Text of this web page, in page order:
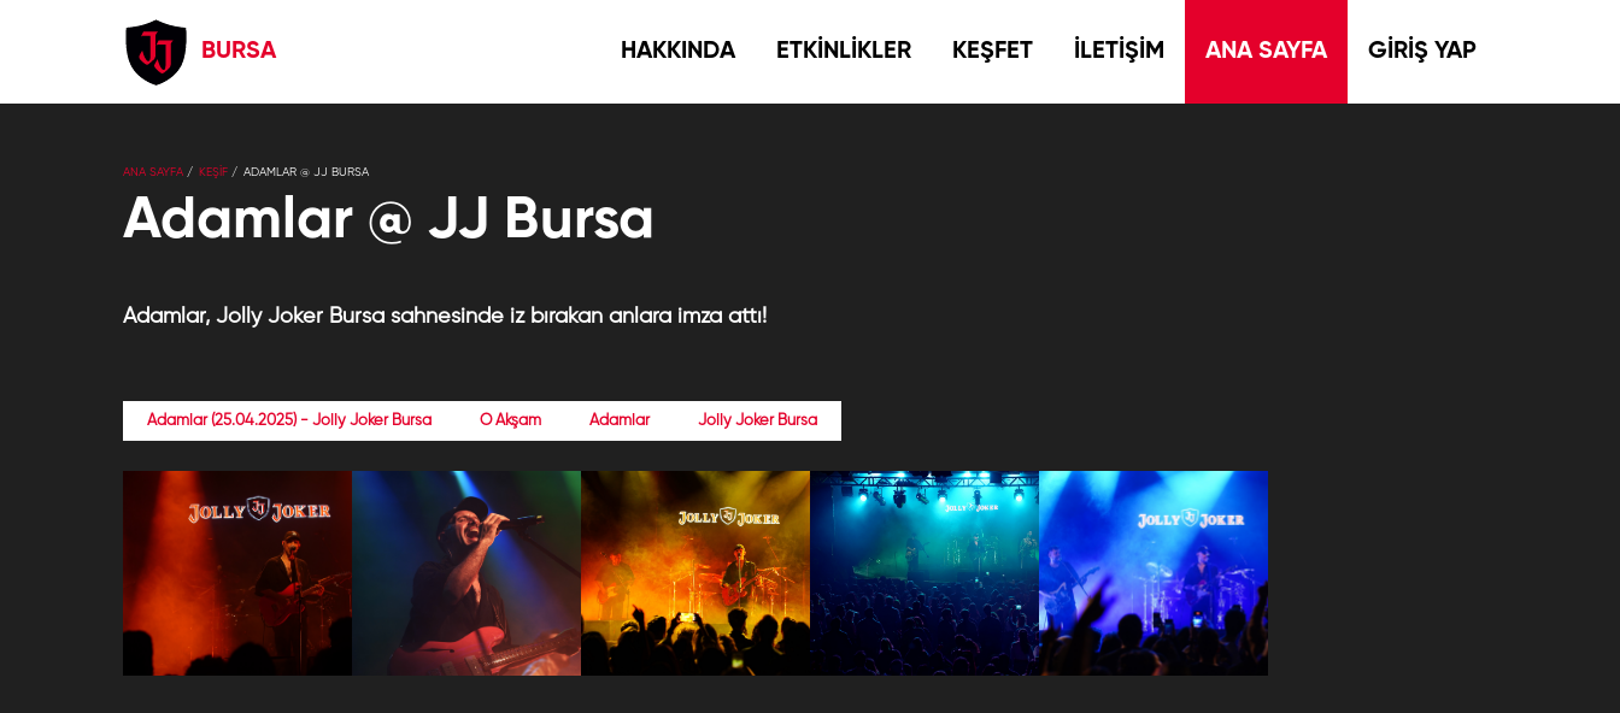
BURSA HAKKINDA ETKİNLİKLER KEŞFET İLETİŞİM ANA SAYFA GİRİŞ YAP
ANA SAYFA KEŞİF ADAMLAR @ JJ BURSA
Adamlar @ JJ Bursa
Adamlar, Jolly Joker Bursa sahnesinde iz bırakan anlara imza attı!
Adamlar (25.04.2025) - Jolly Joker Bursa O Akşam Adamlar Jolly Joker Bursa